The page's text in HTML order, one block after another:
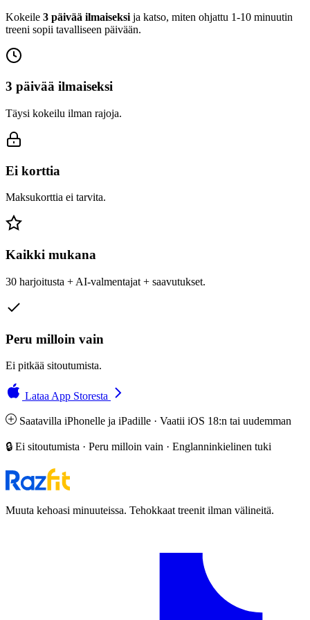
Kokeile 3 päivää ilmaiseksi ja katso, miten ohjattu 1-10 minuutin
treeni sopii tavalliseen päivään.
3 päivää ilmaiseksi
Täysi kokeilu ilman rajoja.
Ei korttia
Maksukorttia ei tarvita.
Kaikki mukana
30 harjoitusta + AI-valmentajat + saavutukset.
Peru milloin vain
Ei pitkää sitoutumista.
Lataa App Storesta
Saatavilla iPhonelle ja iPadille · Vaatii iOS 18:n tai uudemman
🔒 Ei sitoutumista · Peru milloin vain · Englanninkielinen tuki
Muuta kehoasi minuuteissa. Tehokkaat treenit ilman välineitä.